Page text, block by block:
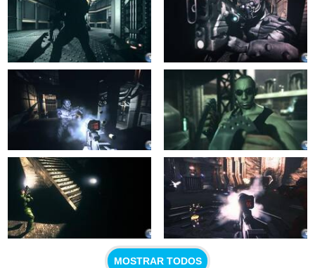
MOSTRAR TODOS